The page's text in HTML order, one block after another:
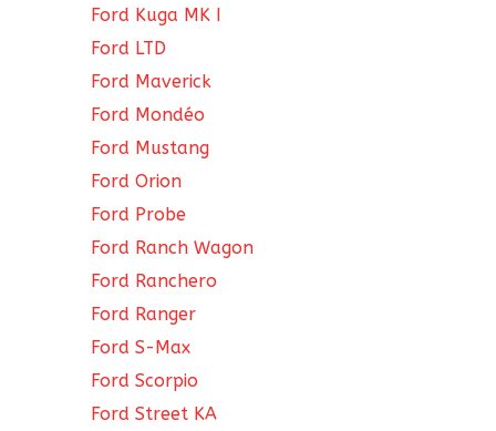
Ford Kuga MK I
Ford LTD
Ford Maverick
Ford Mondéo
Ford Mustang
Ford Orion
Ford Probe
Ford Ranch Wagon
Ford Ranchero
Ford Ranger
Ford S-Max
Ford Scorpio
Ford Street KA